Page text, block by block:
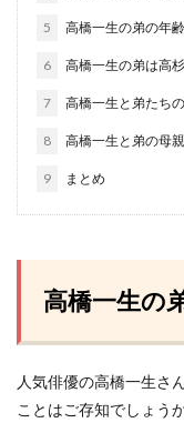
5 高橋一生の弟の年
6 高橋一生の弟は高
7 高橋一生と弟たち
8 高橋一生と弟の母
9 まとめ
高橋一生の
人気俳優の高橋一生さ
ことはご存知でしょう